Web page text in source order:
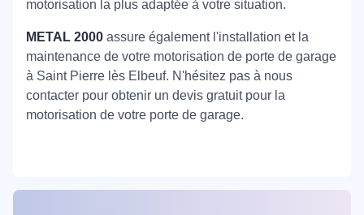
motorisation la plus adaptée à votre situation.
METAL 2000 assure également l'installation et la
maintenance de votre motorisation de porte de garage
à Saint Pierre lès Elbeuf. N'hésitez pas à nous
contacter pour obtenir un devis gratuit pour la
motorisation de votre porte de garage.